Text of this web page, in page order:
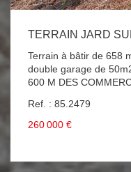
Terrain à bâtir de 658
double garage de
Ref. : 85.2479
260 000 €